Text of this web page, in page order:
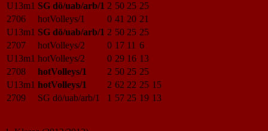
U13m1 SG dö/uab/arb/1 2 50 25 25
2706
hotVolleys/1 0 41 20 21
U13m1 SG dö/uab/arb/1 2 50 25 25
2707
hotVolleys/2 0 17 11 6
U13m1 hotVolleys/2 0 29 16 13
2708
hotVolleys/1 2 50 25 25
U13m1 hotVolleys/1 2 62 22 25 15
2709
SG dö/uab/arb/1 1 57 25 19 13